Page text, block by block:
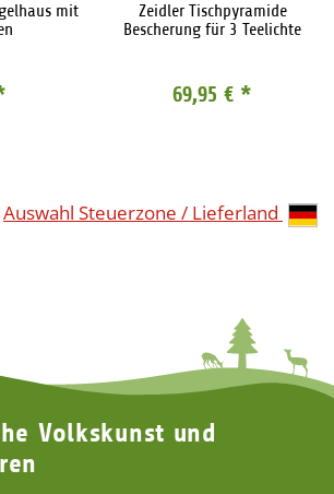
mit
Zeidler Tischpyramide
Bescherung für 3 Teelichte
69,95 € *
Auswahl Steuerzone / Lieferland
Volkskunst und